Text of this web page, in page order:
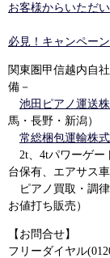
お客様からいただ
必見！キャンペー
関東圏甲信越内自
備－
池田ピアノ運送
馬・長野・新潟）
常総梱包運輸株
2t、4tパワーゲー
台保有、エアサス
ピアノ買取・調律
お値打ち販売）
【お問合せ】
フリーダイヤル